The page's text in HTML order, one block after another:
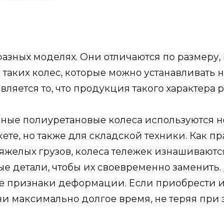
моделях. Они отличаются по
колес, которые можно
то, что продукция такого характера
полиуретановые колеса используются
но также для складской техники. Как
грузов, колеса тележек
детали, чтобы их своевременно
признаки деформации. Если приобрести
максимально долгое время, не теряя